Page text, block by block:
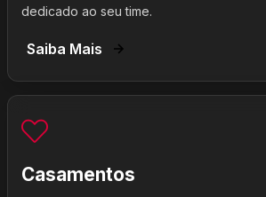
dedicado ao seu time.
Saiba Mais
Casamentos